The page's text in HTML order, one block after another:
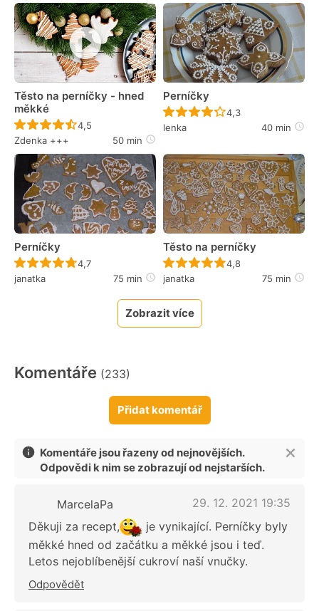
Těsto na perníčky - hned
měkké
Recept ještě nebyl hodnocen
4,5
Zdenka +++
50 min
Perníčky
Recept ještě nebyl
4,3
lenka
40 min
Perníčky
Recept ještě nebyl hodnocen
4,7
janatka
75 min
Těsto na perníčky
Recept ještě nebyl
4,8
janatka
75 min
Zobrazit více
Komentáře (233)
Přidat komentář
Komentáře jsou řazeny od nejnovějších.
Odpovědi k nim se zobrazují od nejstarších.
MarcelaPa
29. 12. 2021 19:35
Děkuji za recept,
je vynikající. Perníčky byly
měkké hned od začátku a měkké jsou i teď.
Letos nejoblíbenější cukroví naší vnučky.
Odpovědět